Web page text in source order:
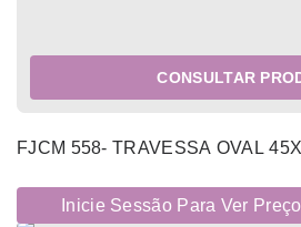
CONSULTAR
FJCM 558- TRAVESSA OVAL
Inicie Sessão Para Ver Preço